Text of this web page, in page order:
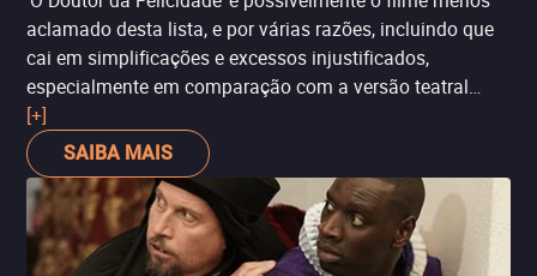
aclamado desta lista, e por várias razões, incluindo que
cai em simplificações e excessos injustificados,
especialmente em comparação com a versão teatral
original. No entanto, é uma das produções que tira
proveito do atrevimento pelo qual Sy ficou famoso com
‘Intocáveis’, e mesmo que o filme como um todo seja
dispensável, ver seu protagonista em ação é tão divertido
como sempre.
[+]
SAIBA MAIS